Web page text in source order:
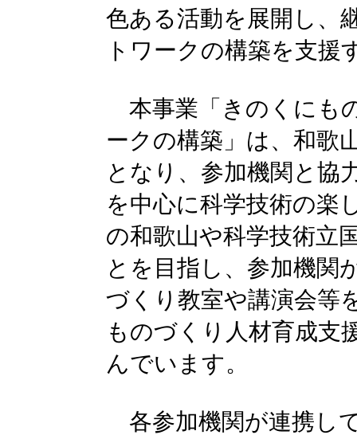
色ある活動を展開し、
トワークの構築を支援
本事業「きのくにも
ークの構築」は、和歌
となり、参加機関と協
を中心に科学技術の楽
の和歌山や科学技術立
とを目指し、参加機関
づくり教室や講演会等
ものづくり人材育成支
んでいます。
各参加機関が連携し